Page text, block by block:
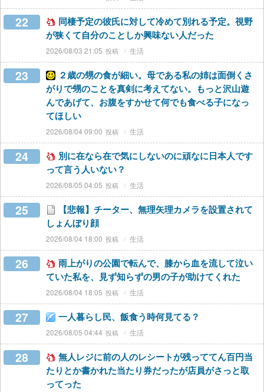
22
同棲予定の彼氏に対して冷めて別れる予定。視野
が狭くて自分のことしか興味ない人だった
2026/08/03 21:05 生活
23
２歳の甥の食が細い。母である私の姉は面倒くさ
がりで甥のことを真剣に考えてない。もっと沢山遊
んであげて、お腹をすかせて何でも食べる子になっ
てほしい
2026/08/04 09:00 生活
24
別に在なら在で気にしないのに頑なに日本人です
って言う人いない？
2026/08/05 04:05 生活
25
【悲報】チーター、無理矢理カメラを設置されて
しょんぼり顔
2026/08/04 18:00 生活
26
雨上がりの公園で転んで、膝から血を流して泣い
ていた私を、見ず知らずの男の子が助けてくれた
2026/08/04 18:05 生活
27 一人暮らし民、飯食う時何見てる？
2026/08/05 04:44 生活
28
無人レジに前の人のレシートが残っててん百円当
たりとか書かれた当たり券だったが店員がさっと取
ってった